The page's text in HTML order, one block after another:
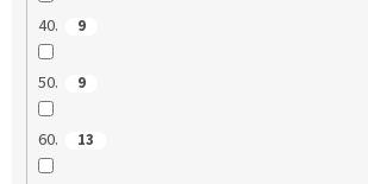
40. 9
50. 9
60. 13